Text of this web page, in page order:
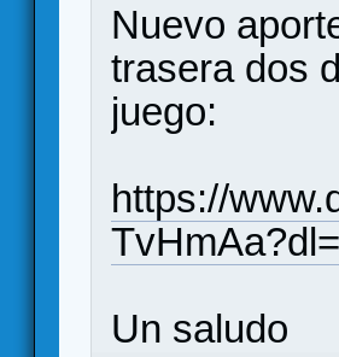
Nuevo
trasera dos
juego:
https://
Un saludo